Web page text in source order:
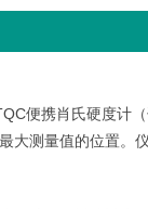
便携肖氏硬度计
大测量值的位置。